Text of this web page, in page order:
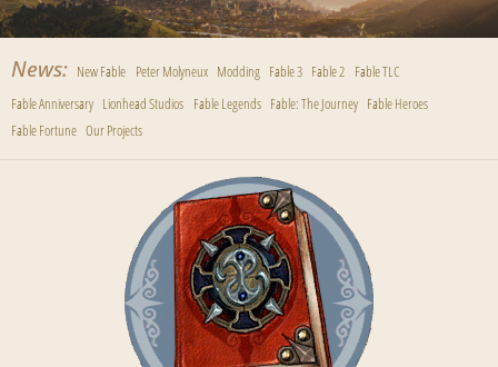
News New Fable Peter Molyneux Modding Fable 3 Fable 2 Fable TLC
Fable Anniversary Lionhead Studios Fable Legends Fable: The Journey Fable Heroes
Fable Fortune Our Projects